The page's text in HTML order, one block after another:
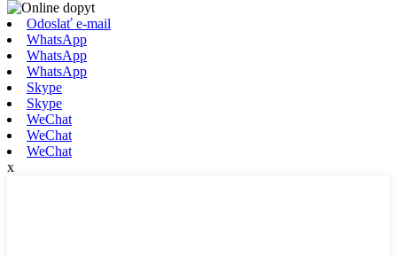
Odoslať e-mail
WhatsApp
WhatsApp
WhatsApp
Skype
Skype
WeChat
WeChat
WeChat
x